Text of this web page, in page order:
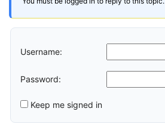
Username:
Password:
Keep me signed in